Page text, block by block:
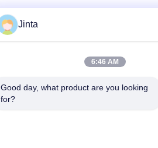
Tel.
Jinta
6:46 AM
Good day, what product are you looking
for?